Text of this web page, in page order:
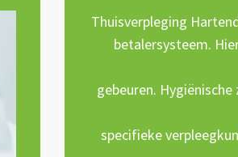
Thuisverpleging
betalersysteem.
gebeuren.
specifieke